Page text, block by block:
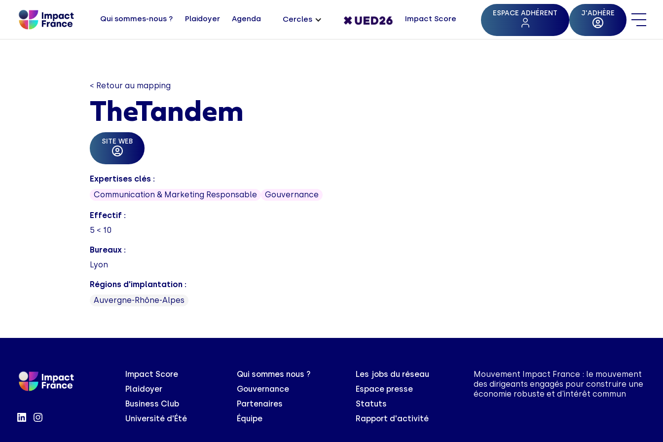
Qui sommes-nous ? Plaidoyer Agenda Cercles Impact Score
ESPACE ADHÉRENT J'ADHÈRE
< Retour au mapping
TheTandem
SITE WEB
Expertises clés :
Communication & Marketing Responsable
Gouvernance
Effectif :
5 < 10
Bureaux :
Lyon
Régions d'implantation :
Auvergne-Rhône-Alpes
Impact Score
Plaidoyer
Business Club
Université d'Été
Qui sommes nous ?
Gouvernance
Partenaires
Équipe
Les jobs du réseau
Espace presse
Statuts
Rapport d'activité
Mouvement Impact France : le mouvement
des dirigeants engagés pour construire une
économie robuste et d'intérêt commun